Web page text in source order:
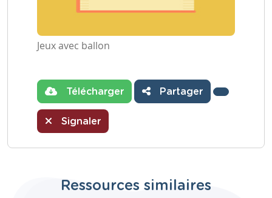
Jeux avec ballon
Télécharger Partager
Signaler
Ressources similaires